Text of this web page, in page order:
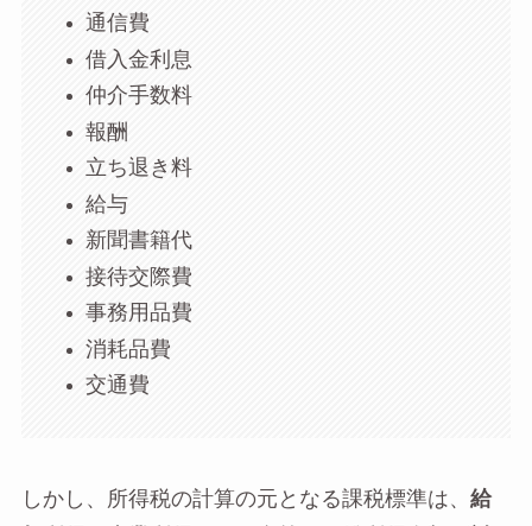
通信費
借入金利息
仲介手数料
報酬
立ち退き料
給与
新聞書籍代
接待交際費
事務用品費
消耗品費
交通費
しかし、所得税の計算の元となる課税標準は、 給